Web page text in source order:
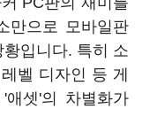
만으로 모바일판
입니다. 특히 소
벨 디자인 등 게
셋'의 차별화가